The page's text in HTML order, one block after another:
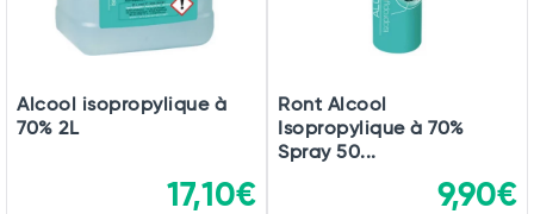
Alcool isopropylique à
70% 2L
17,10€
Ront Alcool
Isopropylique à 70%
Spray 50...
9,90€